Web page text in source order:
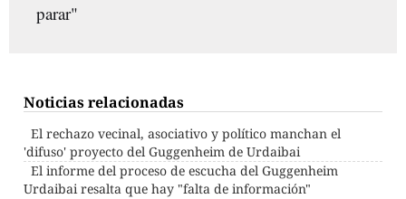
parar"
Noticias relacionadas
El rechazo vecinal, asociativo y político manchan el
'difuso' proyecto del Guggenheim de Urdaibai
El informe del proceso de escucha del Guggenheim
Urdaibai resalta que hay "falta de información"